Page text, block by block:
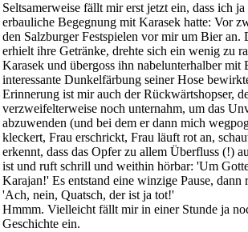
Seltsamerweise fällt mir erst jetzt ein, dass ich
erbauliche Begegnung mit Karasek hatte: Vor
den Salzburger Festspielen vor mir um Bier an.
erhielt ihre Getränke, drehte sich ein wenig zu
Karasek und übergoss ihn nabelunterhalber mit
interessante Dunkelfärbung seiner Hose
Erinnerung ist mir auch der Rückwärtshopser,
verzweifelterweise noch unternahm, um das
abzuwenden (und bei dem er dann mich
kleckert, Frau erschrickt, Frau läuft rot an,
erkennt, dass das Opfer zu allem Überfluss (!)
ist und ruft schrill und weithin hörbar: 'Um
Karajan!' Es entstand eine winzige Pause, dann
'Ach, nein, Quatsch, der ist ja tot!'
Hmmm. Vielleicht fällt mir in einer Stunde ja
Geschichte ein.